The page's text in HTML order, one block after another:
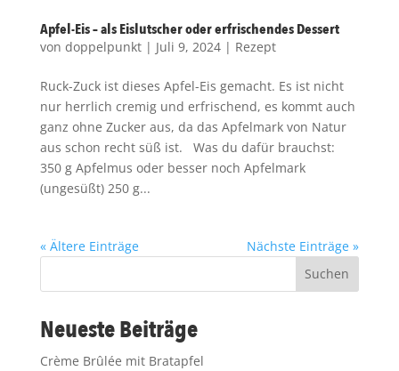
Apfel-Eis – als Eislutscher oder erfrischendes Dessert
von doppelpunkt| Juli 9, 2024| Rezept
Ruck-Zuck ist dieses Apfel-Eis gemacht. Es ist nicht
nur herrlich cremig und erfrischend, es kommt auch
ganz ohne Zucker aus, da das Apfelmark von Natur
aus schon recht süß ist. Was du dafür brauchst:
350 g Apfelmus oder besser noch Apfelmark
(ungesüßt) 250 g...
« Ältere Einträge
Nächste Einträge »
Suchen
Neueste Beiträge
Crème Brûlée mit Bratapfel